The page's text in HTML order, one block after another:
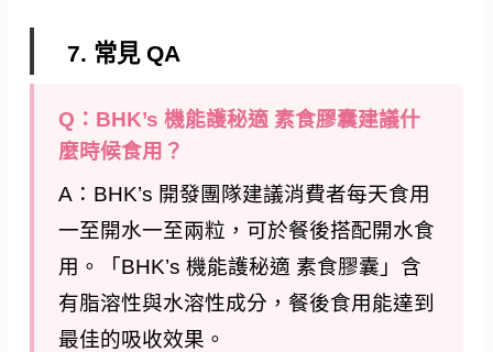
7. 常見 QA
Q：BHK’s 機能護秘適 素食膠囊建議什
麼時候食用？
A：BHK’s 開發團隊建議消費者每天食用
一至開水一至兩粒，可於餐後搭配開水食
用。「BHK’s 機能護秘適 素食膠囊」含
有脂溶性與水溶性成分，餐後食用能達到
最佳的吸收效果。